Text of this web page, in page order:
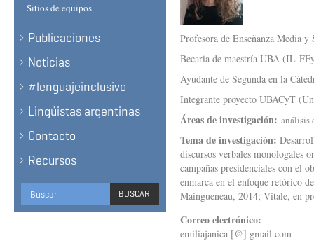
Sitios de equipos
Publicaciones
Noticias
#lenguajeinclusivo
Lingüistas argentinas
Contacto
Recursos
Formulario
de
BUSCAR
BUSCAR
Profesora de Enseñanza Media
Becaria de maestría UBA (IL-
Ayudante de Segunda en la
Integrante proyecto UBACyT
Áreas de investigación: análisis
Tema de investigación:
discursos verbales monologales
campañas presidenciales con el
enmarca en el enfoque retórico
Maingueneau, 2014; Vitale, en
Correo electrónico:
emiliajanica [@] gmail.com